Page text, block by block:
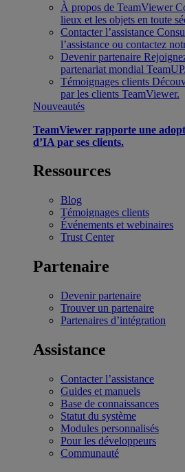
À propos de TeamViewer
lieux et les objets en toute
Contacter l’assistance
l’assistance ou contactez
Devenir partenaire
partenariat mondial TeamUP.
Témoignages clients
par les clients TeamViewer.
Nouveautés
TeamViewer rapporte une
d’IA par ses clients.
Ressources
Blog
Témoignages clients
Événements et webinaires
Trust Center
Partenaire
Devenir partenaire
Trouver un partenaire
Partenaires d’intégration
Assistance
Contacter l’assistance
Guides et manuels
Base de connaissances
Statut du système
Modules personnalisés
Pour les développeurs
Communauté